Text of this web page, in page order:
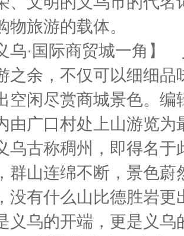
物旅游的载体。
·国际商贸城一角】
之余，不仅可以细细
空闲尽赏商城景色。
由广口村处上山游览
乌古称稠州，即得名
群山连绵不断，景色
没有什么山比德胜岩
义乌的开端，更是义